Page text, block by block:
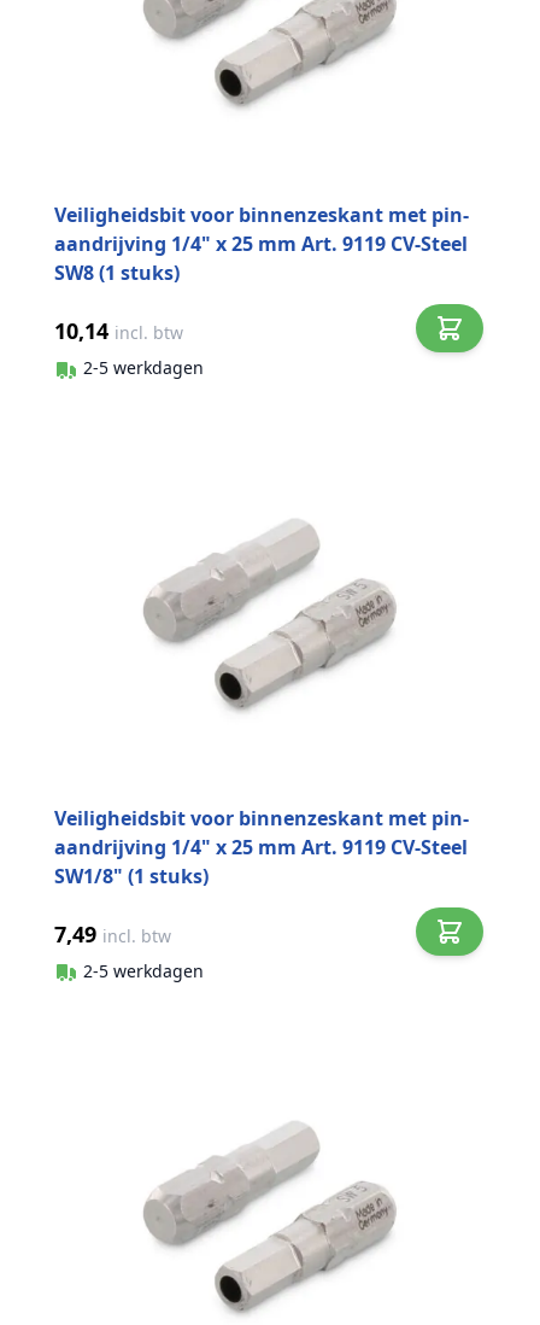
Veiligheidsbit voor binnenzeskant met pin-
aandrijving 1/4" x 25 mm Art. 9119 CV-Steel
SW8 (1 stuks)
10,14 incl. btw
2-5 werkdagen
Veiligheidsbit voor binnenzeskant met pin-
aandrijving 1/4" x 25 mm Art. 9119 CV-Steel
SW1/8" (1 stuks)
7,49 incl. btw
2-5 werkdagen